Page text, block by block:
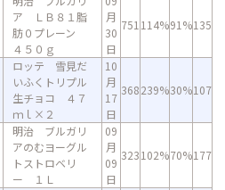
ア ＬＢ８１脂
肪０プレーン
４５０ｇ
月
30
日
751 114%91%135
ロッテ 雪見だ
いふくトリプル
生チョコ ４７
ｍｌ×２
10
月
17
日
368239%30%107
明治 ブルガリ
アのむヨーグル
トストロベリ
ー １Ｌ
09
月
09
日
323102%70%177